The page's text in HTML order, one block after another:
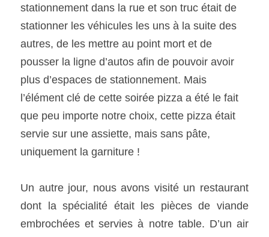
stationnement dans la rue et son truc était de
stationner les véhicules les uns à la suite des
autres, de les mettre au point mort et de
pousser la ligne d’autos afin de pouvoir avoir
plus d’espaces de stationnement. Mais
l’élément clé de cette soirée pizza a été le fait
que peu importe notre choix, cette pizza était
servie sur une assiette, mais sans pâte,
uniquement la garniture !
Un autre jour, nous avons visité un restaurant
dont la spécialité était les pièces de viande
embrochées et servies à notre table. D’un air